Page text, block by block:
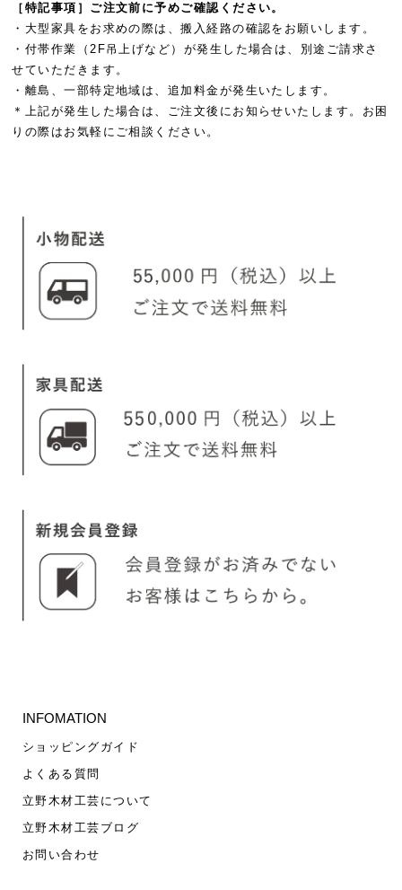
［特記事項］ご注文前に予めご確認ください。
・大型家具をお求めの際は、搬入経路の確認をお願いします。
・付帯作業（2F吊上げなど）が発生した場合は、別途ご請求さ
せていただきます。
・離島、一部特定地域は、追加料金が発生いたします。
＊上記が発生した場合は、ご注文後にお知らせいたします。お困
りの際はお気軽にご相談ください。
INFOMATION
ショッピングガイド
よくある質問
立野木材工芸について
立野木材工芸ブログ
お問い合わせ